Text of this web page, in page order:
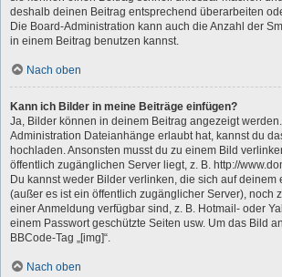
deshalb deinen Beitrag entsprechend überarbeiten
Die Board-Administration kann auch die Anzahl der
in einem Beitrag benutzen kannst.
Nach oben
Kann ich Bilder in meine Beiträge einfügen?
Ja, Bilder können in deinem Beitrag angezeigt
Administration Dateianhänge erlaubt hat, kannst du
hochladen. Ansonsten musst du zu einem Bild
öffentlich zugänglichen Server liegt, z. B. http://
Du kannst weder Bilder verlinken, die sich auf deinem
(außer es ist ein öffentlich zugänglicher Server), noch
einer Anmeldung verfügbar sind, z. B. Hotmail- oder
einem Passwort geschützte Seiten usw. Um das Bild
BBCode-Tag „[img]“.
Nach oben